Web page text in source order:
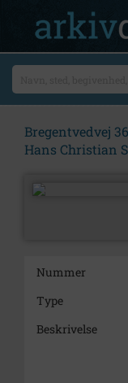
Bregentvedvej
Hans Christian
Nummer
Type
Beskrivelse